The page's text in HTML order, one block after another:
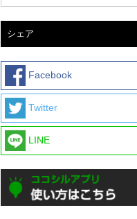
シェア
Facebook
Twitter
LINE